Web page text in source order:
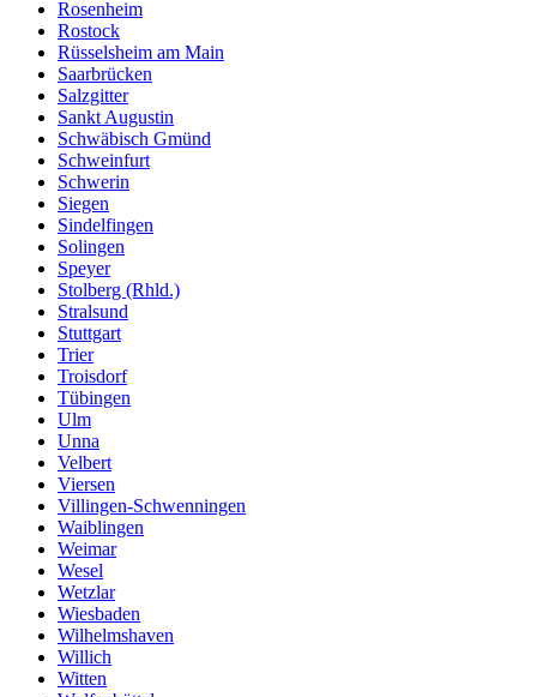
Rosenheim
Rostock
Rüsselsheim am Main
Saarbrücken
Salzgitter
Sankt Augustin
Schwäbisch Gmünd
Schweinfurt
Schwerin
Siegen
Sindelfingen
Solingen
Speyer
Stolberg (Rhld.)
Stralsund
Stuttgart
Trier
Troisdorf
Tübingen
Ulm
Unna
Velbert
Viersen
Villingen-Schwenningen
Waiblingen
Weimar
Wesel
Wetzlar
Wiesbaden
Wilhelmshaven
Willich
Witten